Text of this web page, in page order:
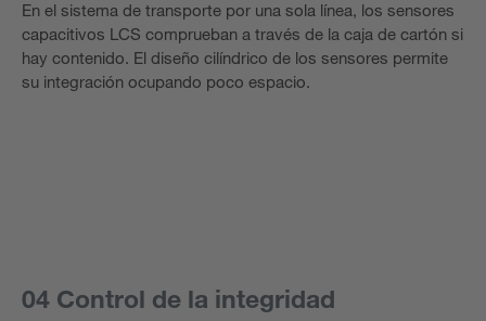
En el sistema de transporte por una sola línea, los sensores
capacitivos LCS comprueban a través de la caja de cartón si
hay contenido. El diseño cilíndrico de los sensores permite
su integración ocupando poco espacio.
04 Control de la integridad